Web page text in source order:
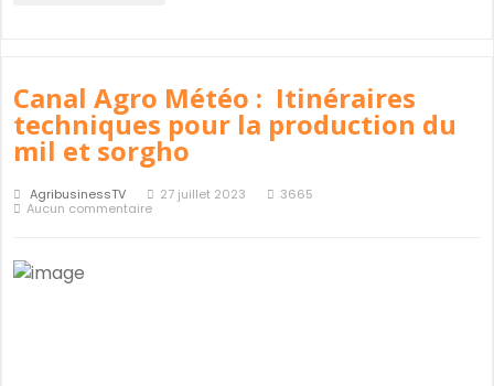
Canal Agro Météo : Itinéraires
techniques pour la production du
mil et sorgho
AgribusinessTV 27 juillet 2023
3665
Aucun commentaire